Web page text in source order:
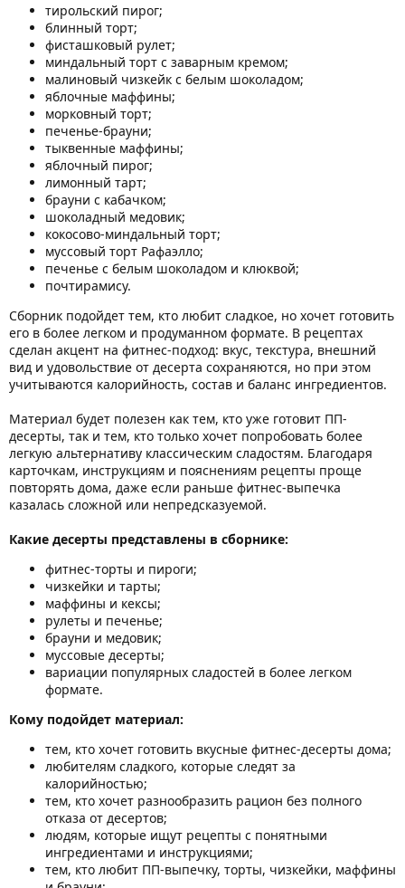
тирольский пирог;
блинный торт;
фисташковый рулет;
миндальный торт с заварным кремом;
малиновый чизкейк с белым шоколадом;
яблочные маффины;
морковный торт;
печенье-брауни;
тыквенные маффины;
яблочный пирог;
лимонный тарт;
брауни с кабачком;
шоколадный медовик;
кокосово-миндальный торт;
муссовый торт Рафаэлло;
печенье с белым шоколадом и клюквой;
почтирамису.
Сборник подойдет тем, кто любит сладкое, но хочет готовить
его в более легком и продуманном формате. В рецептах
сделан акцент на фитнес-подход: вкус, текстура, внешний
вид и удовольствие от десерта сохраняются, но при этом
учитываются калорийность, состав и баланс ингредиентов.
Материал будет полезен как тем, кто уже готовит ПП-
десерты, так и тем, кто только хочет попробовать более
легкую альтернативу классическим сладостям. Благодаря
карточкам, инструкциям и пояснениям рецепты проще
повторять дома, даже если раньше фитнес-выпечка
казалась сложной или непредсказуемой.
Какие десерты представлены в сборнике:
фитнес-торты и пироги;
чизкейки и тарты;
маффины и кексы;
рулеты и печенье;
брауни и медовик;
муссовые десерты;
вариации популярных сладостей в более легком
формате.
Кому подойдет материал:
тем, кто хочет готовить вкусные фитнес-десерты дома;
любителям сладкого, которые следят за
калорийностью;
тем, кто хочет разнообразить рацион без полного
отказа от десертов;
людям, которые ищут рецепты с понятными
ингредиентами и инструкциями;
тем, кто любит ПП-выпечку, торты, чизкейки, маффины